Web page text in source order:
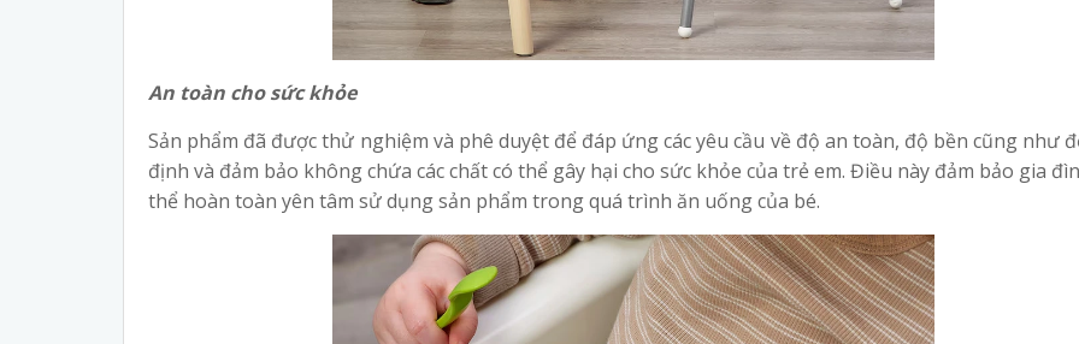
An toàn cho sức khỏe
Sản phẩm đã được thử nghiệm và phê duyệt để đáp ứng các yêu cầu về độ an toàn, độ bền cũng như
định và đảm bảo không chứa các chất có thể gây hại cho sức khỏe của trẻ em. Điều này đảm bảo gia
thể hoàn toàn yên tâm sử dụng sản phẩm trong quá trình ăn uống của bé.